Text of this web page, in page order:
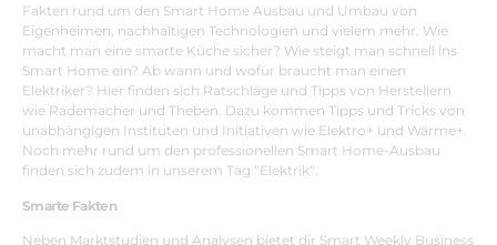
Fakten rund um den Smart Home Ausbau und Umbau von
Eigenheimen, nachhaltigen Technologien und vielem mehr. Wie
macht man eine smarte Küche sicher? Wie steigt man schnell ins
Smart Home ein? Ab wann und wofür braucht man einen
Elektriker? Hier finden sich Ratschläge und Tipps von Herstellern
wie Rademacher und Theben. Dazu kommen Tipps und Tricks von
unabhängigen Instituten und Initiativen wie Elektro+ und Wärme+.
Noch mehr rund um den professionellen Smart Home-Ausbau
finden sich zudem in unserem Tag “Elektrik“.
Smarte Fakten
Neben Marktstudien und Analysen bietet dir Smart Weekly Business